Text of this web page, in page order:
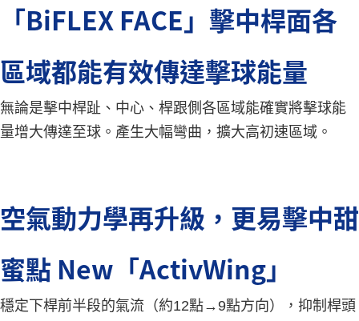
「BiFLEX FACE」擊中桿面各
區域都能有效傳達擊球能量
無論是擊中桿趾、中心、桿跟側各區域能確實將擊球能
量增大傳達至球。產生大幅彎曲，擴大高初速區域。
空氣動力學再升級，更易擊中甜
蜜點 New「ActivWing」
穩定下桿前半段的氣流（約12點→9點方向），抑制桿頭